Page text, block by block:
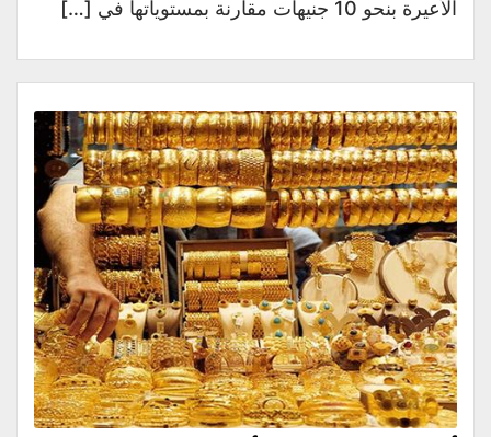
الأعيرة بنحو 10 جنيهات مقارنة بمستوياتها في […]